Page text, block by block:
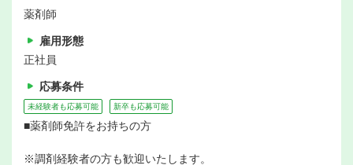
薬剤師
雇用形態
正社員
応募条件
未経験者も応募可能 新卒も応募可能
■薬剤師免許をお持ちの方
※調剤経験者の方も歓迎いたします。